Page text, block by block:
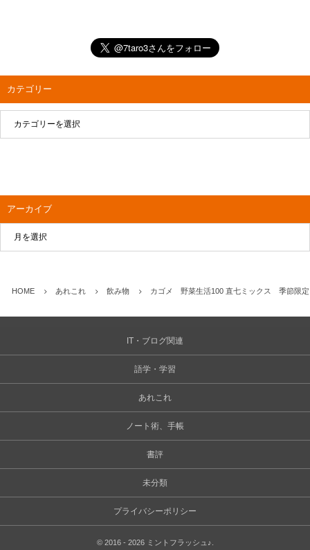
カテゴリー
アーカイブ
HOME あれこれ 飲み物 カゴメ 野菜生活100 直七ミックス 季節限
IT・ブログ関連
語学・学習
あれこれ
ノート術、手帳
書評
未分類
プライバシーポリシー
© 2016 - 2026 ミントフラッシュ♪